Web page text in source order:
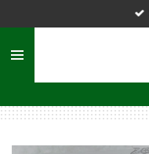
naar
hoofdinhoud